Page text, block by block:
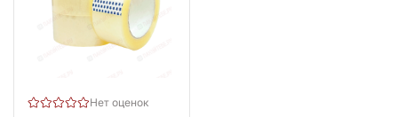
Нет оценок